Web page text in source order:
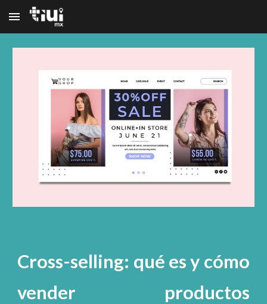
Skip to main content
Cross-selling: qué es y cómo
vender productos